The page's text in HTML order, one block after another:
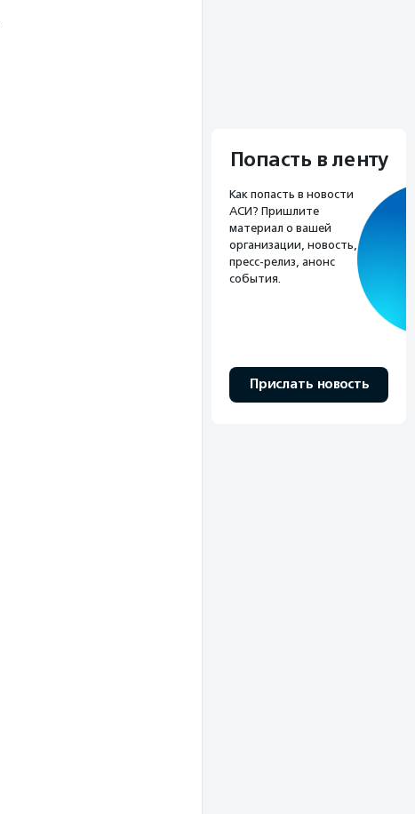
Попасть в ленту
Как попасть в новости
АСИ? Пришлите
материал о вашей
организации, новость,
пресс-релиз, анонс
события.
Прислать новость